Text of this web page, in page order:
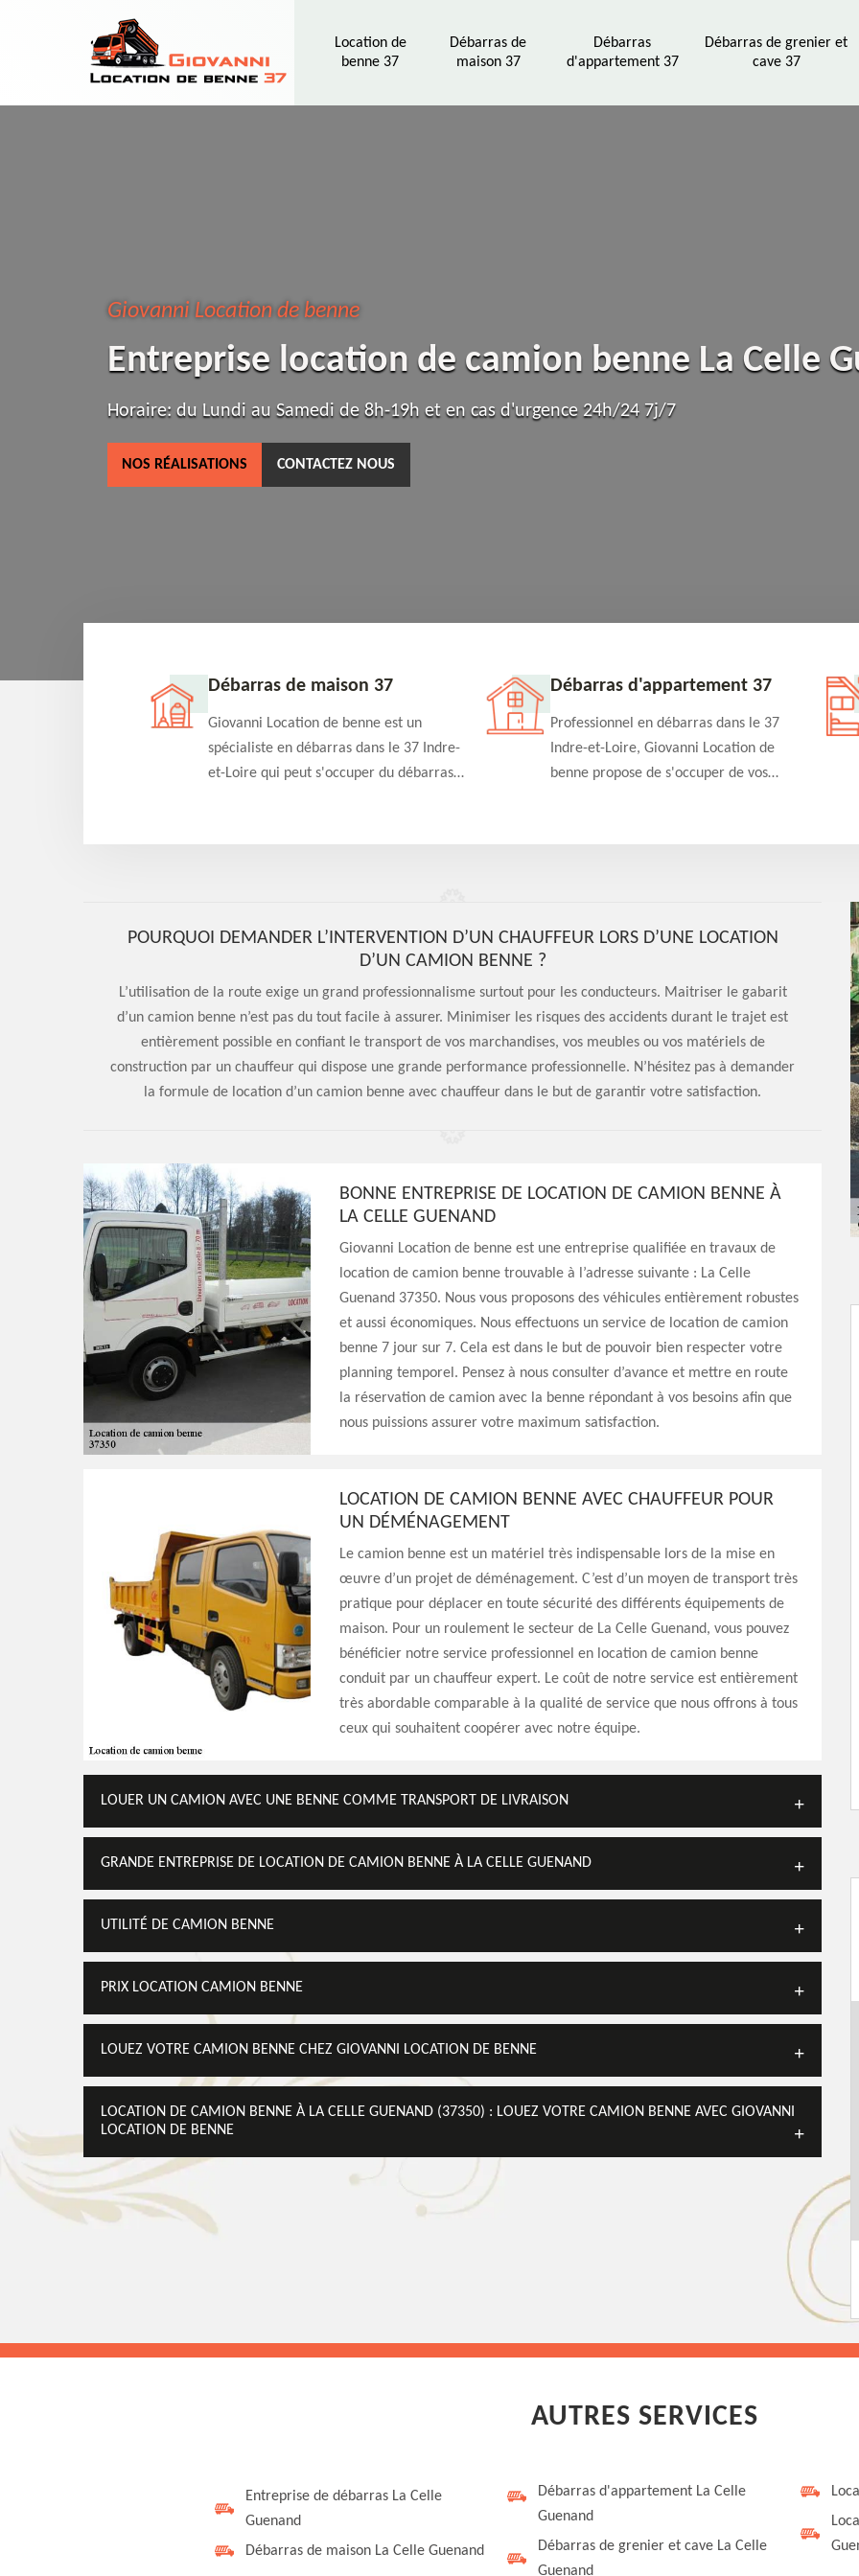
Location de
benne 37
Débarras de
maison 37
Débarras
d'appartement 37
Débarras de grenier et
cave 37
Giovanni Location de benne
Entreprise location de camion benne La Celle
Horaire: du Lundi au Samedi de 8h-19h et en cas d'urgence 24h/24 7j/7
NOS RÉALISATIONS CONTACTEZ NOUS
37 Débarras de maison 37
Giovanni Location de benne est un
spécialiste en débarras dans le 37 Indre-
et-Loire qui peut s'occuper du débarras
et efficace
Débarras d'appartement 37
Professionnel en débarras dans le 37
Indre-et-Loire, Giovanni Location de
benne propose de s'occuper de vos
qualité en toute circonstance
POURQUOI DEMANDER L’INTERVENTION D’UN CHAUFFEUR LORS D’UNE LOCATION
D’UN CAMION BENNE ?
L’utilisation de la route exige un grand professionnalisme surtout pour les conducteurs. Maitriser le gabarit
d’un camion benne n’est pas du tout facile à assurer. Minimiser les risques des accidents durant le trajet est
entièrement possible en confiant le transport de vos marchandises, vos meubles ou vos matériels de
construction par un chauffeur qui dispose une grande performance professionnelle. N’hésitez pas à demander
la formule de location d’un camion benne avec chauffeur dans le but de garantir votre satisfaction.
BONNE ENTREPRISE DE LOCATION DE CAMION BENNE À
LA CELLE GUENAND
Giovanni Location de benne est une entreprise qualifiée en travaux de
location de camion benne trouvable à l’adresse suivante : La Celle
Guenand 37350. Nous vous proposons des véhicules entièrement robustes
et aussi économiques. Nous effectuons un service de location de camion
benne 7 jour sur 7. Cela est dans le but de pouvoir bien respecter votre
planning temporel. Pensez à nous consulter d’avance et mettre en route
la réservation de camion avec la benne répondant à vos besoins afin que
nous puissions assurer votre maximum satisfaction.
LOCATION DE CAMION BENNE AVEC CHAUFFEUR POUR
UN DÉMÉNAGEMENT
Le camion benne est un matériel très indispensable lors de la mise en
œuvre d’un projet de déménagement. C’est d’un moyen de transport très
pratique pour déplacer en toute sécurité des différents équipements de
maison. Pour un roulement le secteur de La Celle Guenand, vous pouvez
bénéficier notre service professionnel en location de camion benne
conduit par un chauffeur expert. Le coût de notre service est entièrement
très abordable comparable à la qualité de service que nous offrons à tous
ceux qui souhaitent coopérer avec notre équipe.
LOUER UN CAMION AVEC UNE BENNE COMME TRANSPORT DE LIVRAISON
GRANDE ENTREPRISE DE LOCATION DE CAMION BENNE À LA CELLE GUENAND
UTILITÉ DE CAMION BENNE
PRIX LOCATION CAMION BENNE
LOUEZ VOTRE CAMION BENNE CHEZ GIOVANNI LOCATION DE BENNE
LOCATION DE CAMION BENNE À LA CELLE GUENAND (37350) : LOUEZ VOTRE CAMION BENNE AVEC GIOVANNI
LOCATION DE BENNE
AUTRES SERVICES
Entreprise de débarras La Celle
Guenand
Débarras de maison La Celle Guenand
Débarras d'appartement La Celle
Guenand
Débarras de grenier et cave La Celle
Guenand